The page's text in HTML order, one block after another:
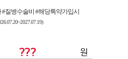
질병수술비 #해당특약가입시
??? 원